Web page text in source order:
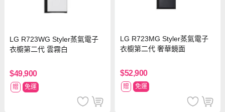
LG R723WG Styler蒸氣電子
衣櫥第二代 雲霧白
$49,900
贈 免運
LG R723MG Styler蒸氣電子
衣櫥第二代 奢華鏡面
$52,900
贈 免運